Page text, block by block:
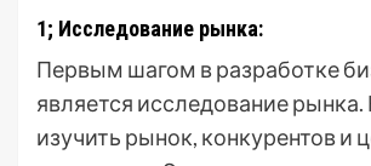
1; Исследование рынка:
Первым шагом в разработке
является исследование
изучить рынок, конкурентов и